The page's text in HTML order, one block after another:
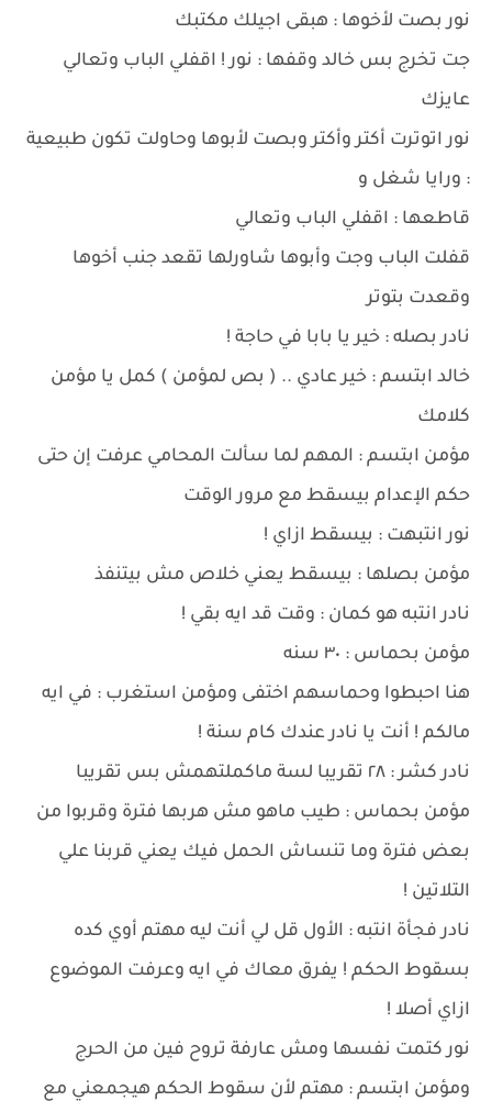
نور بصت لأخوها : هبقى اجيلك مكتبك
جت تخرج بس خالد وقفها : نور ! اقفلي الباب وتعالي
عايزك
نور اتوترت أكتر وأكتر وبصت لأبوها وحاولت تكون طبيعية
: ورايا شغل و
قاطعها : اقفلي الباب وتعالي
قفلت الباب وجت وأبوها شاورلها تقعد جنب أخوها
وقعدت بتوتر
نادر بصله : خير يا بابا في حاجة !
خالد ابتسم : خير عادي .. ( بص لمؤمن ) كمل يا مؤمن
كلامك
مؤمن ابتسم : المهم لما سألت المحامي عرفت إن حتى
حكم الإعدام بيسقط مع مرور الوقت
نور انتبهت : بيسقط ازاي !
مؤمن بصلها : بيسقط يعني خلاص مش بيتنفذ
نادر انتبه هو كمان : وقت قد ايه بقي !
مؤمن بحماس : ٣٠ سنه
هنا احبطوا وحماسهم اختفى ومؤمن استغرب : في ايه
مالكم ! أنت يا نادر عندك كام سنة !
نادر كشر : ٢٨ تقريبا لسة ماكملتهمش بس تقريبا
مؤمن بحماس : طيب ماهو مش هربها فترة وقربوا من
بعض فترة وما تنساش الحمل فيك يعني قربنا علي
التلاتين !
نادر فجأة انتبه : الأول قل لي أنت ليه مهتم أوي كده
بسقوط الحكم ! يفرق معاك في ايه وعرفت الموضوع
ازاي أصلا !
نور كتمت نفسها ومش عارفة تروح فين من الحرج
ومؤمن ابتسم : مهتم لأن سقوط الحكم هيجمعني مع